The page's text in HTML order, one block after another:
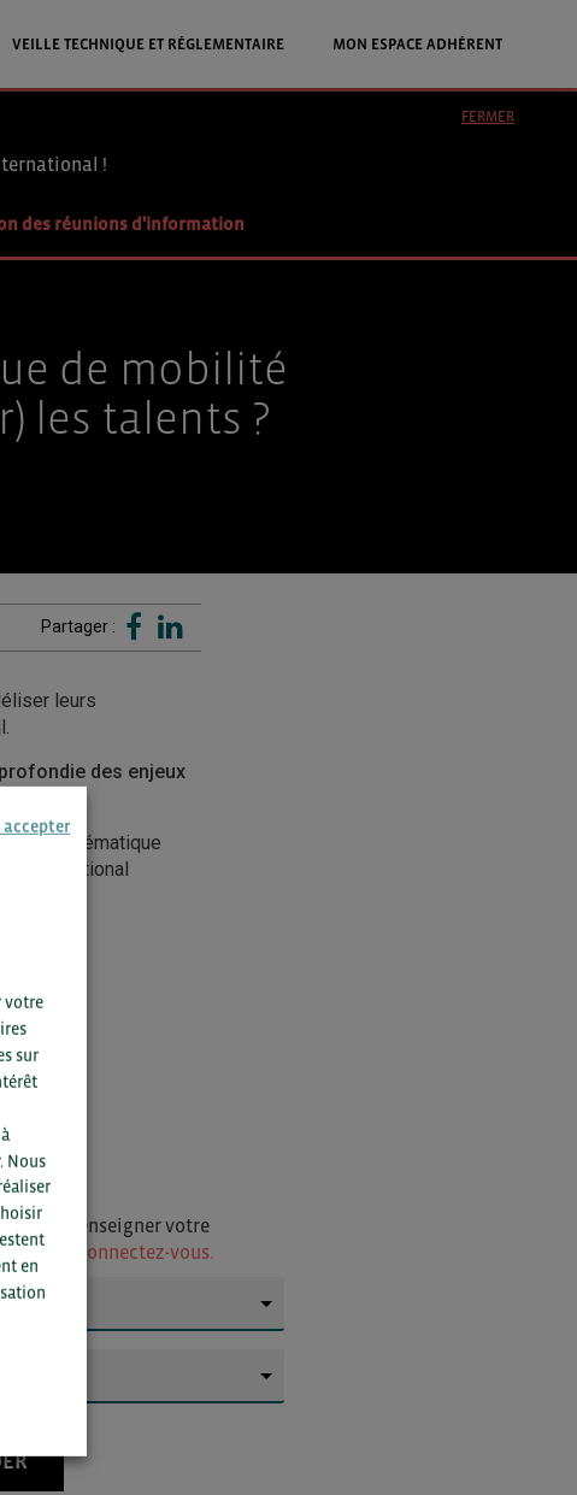
VEILLE TECHNIQUE ET RÉGLEMENTAIRE MON ESPACE ADHÉRENT
!
des réunions d'information
FERMER
de mobilité
les talents ?
Partager :
leurs
des enjeux
cette thématique
l’international
de renseigner votre
ou connectez-vous.
accepter
votre
sur
Nous
en